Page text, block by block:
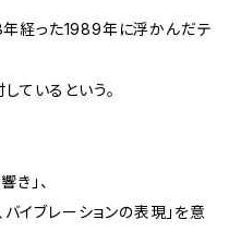
経った1989年に浮かんだテ
ているという。
」、
イブレーションの表現」を意